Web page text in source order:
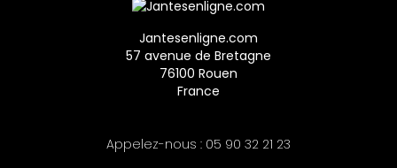
Jantesenligne.com
57 avenue de Bretagne
76100 Rouen
France
Appelez-nous : 05 90 32 21 23